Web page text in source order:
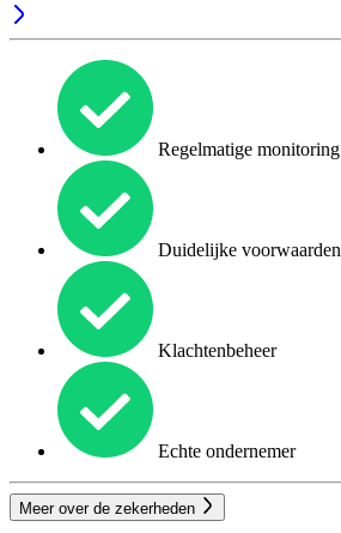
Regelmatige monitoring
Duidelijke voorwaarden
Klachtenbeheer
Echte ondernemer
Meer over de zekerheden